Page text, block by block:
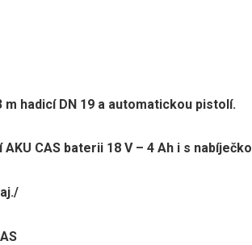
m hadicí DN 19 a automatickou pistolí.
CAS baterii 18 V – 4 Ah i s